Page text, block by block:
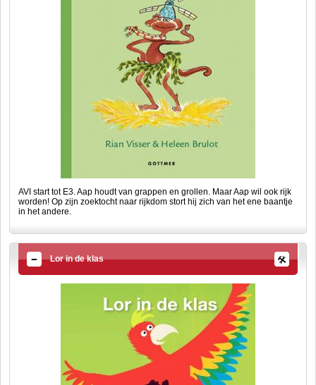
AVI start tot E3. Aap houdt van grappen en grollen. Maar Aap wil ook rijk
worden! Op zijn zoektocht naar rijkdom stort hij zich van het ene baantje
in het andere.
Lor in de klas